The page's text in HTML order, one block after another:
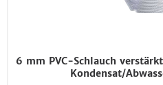
6 mm PVC-Schlauch
Kondensat/